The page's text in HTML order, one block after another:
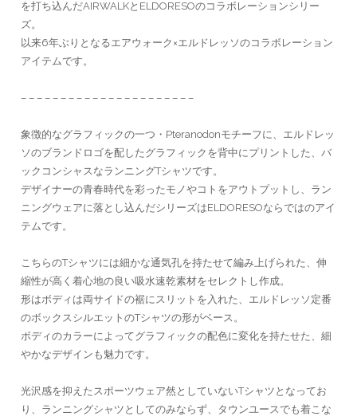
を打ち込んだAIRWALKとELDORESOのコラボレーションシリー
ズ。
以来6年ぶりとなるエアウォーク×エルドレッソのコラボレーション
アイテムです。
– – – – – – – – – – – – – – – – – – – – – –
象徴的なグラフィックの一つ・Pteranodonモチーフに、エルドレッ
ソのブランドロゴを配したグラフィックを背中にプリントした、バ
ックコンシャスなランニングTシャツです。
デザイナーの青春時代を彩ったモノやコトをアウトプットし、ラン
ニングウェアに落とし込んだシリーズはELDORESOならではのアイ
テムです。
こちらのTシャツには細かな通気孔を持たせて編み上げられた、伸
縮性が高く着心地の良い吸水速乾素材をセレクトし作成。
形はボディは両サイドの裾にスリットを入れた、エルドレッソ定番
のボックスシルエットのTシャツの形がベース。
ボディのカラーによってグラフィックの配色に変化を持たせた、細
やかなデザインも魅力です。
光沢感を抑えたスポーツウェア然としていないTシャツとなってお
り、ランニングシャツとしてのみならず、タウンユースでも着こな